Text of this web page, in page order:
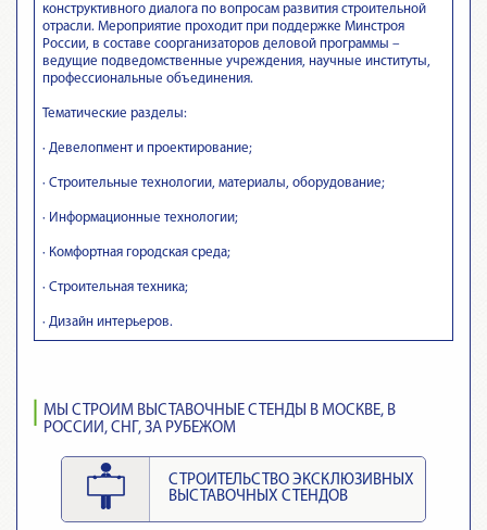
конструктивного диалога по вопросам развития строительной
отрасли. Мероприятие проходит при поддержке Минстроя
России, в составе соорганизаторов деловой программы –
ведущие подведомственные учреждения, научные институты,
профессиональные объединения.
Тематические разделы:
· Девелопмент и проектирование;
· Строительные технологии, материалы, оборудование;
· Информационные технологии;
· Комфортная городская среда;
· Строительная техника;
· Дизайн интерьеров.
МЫ СТРОИМ ВЫСТАВОЧНЫЕ СТЕНДЫ В МОСКВЕ, В
РОССИИ, СНГ, ЗА РУБЕЖОМ
СТРОИТЕЛЬСТВО ЭКСКЛЮЗИВНЫХ
ВЫСТАВОЧНЫХ СТЕНДОВ